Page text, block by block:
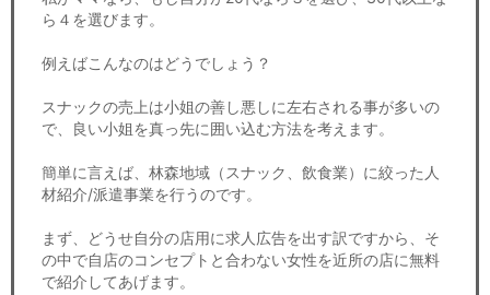
ら４を選びます。
例えばこんなのはどうでしょう？
スナックの売上は小姐の善し悪しに左右される事が多いの
で、良い小姐を真っ先に囲い込む方法を考えます。
簡単に言えば、林森地域（スナック、飲食業）に絞った人
材紹介/派遣事業を行うのです。
まず、どうせ自分の店用に求人広告を出す訳ですから、そ
の中で自店のコンセプトと合わない女性を近所の店に無料
で紹介してあげます。